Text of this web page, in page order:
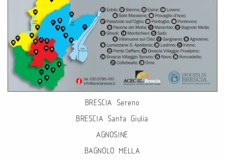
BRESCIA Sereno
BRESCIA Santa Giulia
AGNOSINE
BAGNOLO MELLA